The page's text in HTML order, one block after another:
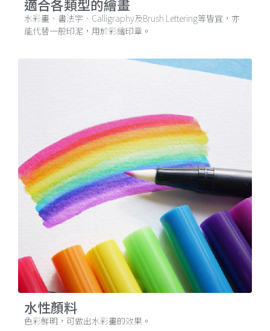
適合各類型的繪畫
水彩畫、書法字、Calligraphy及Brush Lettering等皆宜，亦
能代替一般印泥，用於彩繪印章。
水性顏料
色彩鮮明，可做出水彩畫的效果。